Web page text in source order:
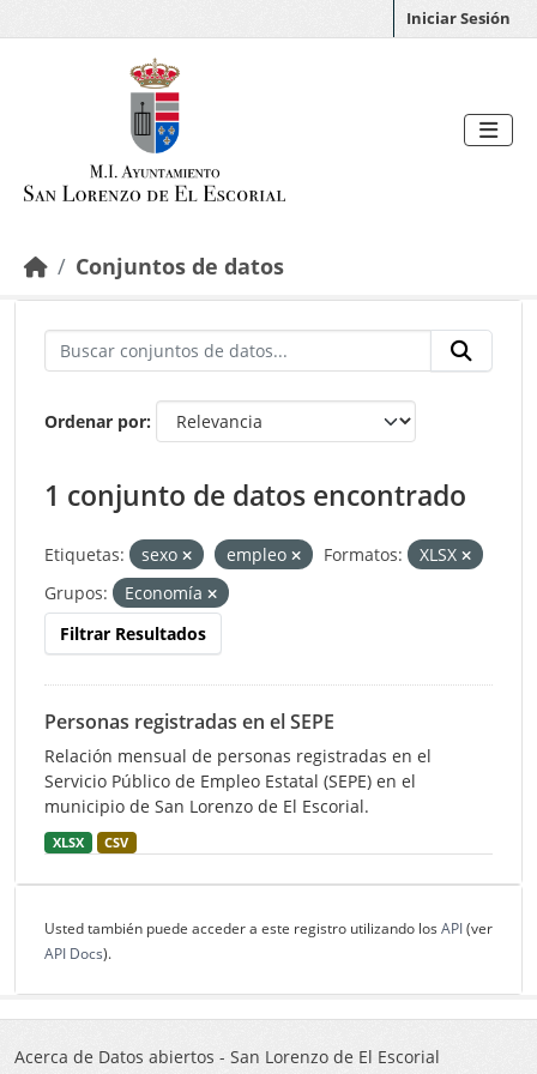
Iniciar Sesión
Conjuntos de datos
Ordenar por
1 conjunto de datos encontrado
Etiquetas: sexo empleo Formatos:
XLSX
Grupos:
Economía
Filtrar Resultados
Personas registradas en el SEPE
Relación mensual de personas registradas en el
Servicio Público de Empleo Estatal (SEPE) en el
municipio de San Lorenzo de El Escorial.
XLSX CSV
Usted también puede acceder a este registro utilizando los API(ver
API Docs).
Acerca de Datos abiertos - San Lorenzo de El Escorial